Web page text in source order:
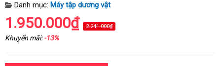
Danh mục: Máy tập dương vật
1.950.000₫ 2.241.000₫
Khuyến mãi:-13%